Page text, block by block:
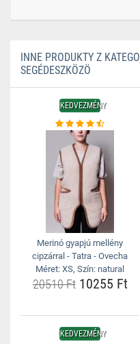
INNE PRODUKTY Z
SEGÉDESZKÖZÖ
KEDVEZMÉNY
Merinó gyapjú mellény
cipzárral - Tatra - Ovecha
Méret: XS, Szín: natural
20510 Ft10255 Ft
KEDVEZMÉNY